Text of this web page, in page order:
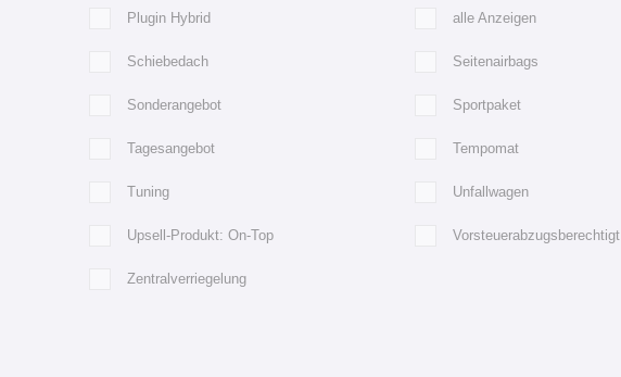
Plugin Hybrid alle Anzeigen
Schiebedach Seitenairbags
Sonderangebot Sportpaket
Tagesangebot Tempomat
Tuning Unfallwagen
Upsell-Produkt: On-Top Vorsteuerabzugsberechtigt
Zentralverriegelung